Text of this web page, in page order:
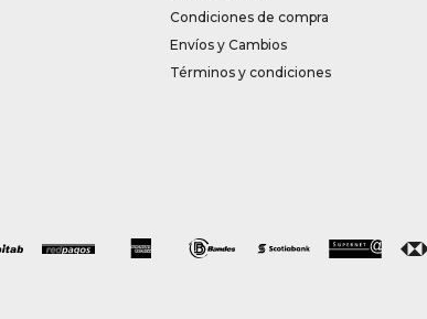
Condiciones de compra
Envíos y Cambios
Términos y condiciones